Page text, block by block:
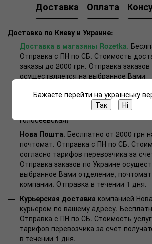
Доставка Оплата
Доставка по Киеву и Украине:
Доставка в магазины Rozetka.
Отправка с ПН по СБ. Стоимость
заказы до 2000 грн. Отправка
осуществляется на выбранное Вами
Самовывоз. Вы можете забрать ваш
магазине в Киеве, улица
Голосеевская)
Нова Пошта. Беслпатно от 2000 грн
почтомат. Отправка с ПН по СБ.
согласно тарифов перевозчика за
Отправка заказов по Украине
выбранное Вами отделение,
компании. Отправка в течении 1 дня.
Курьерская доставка компанией
курьером по вашему адресу.
Отправка с ПН по СБ. Стоимость
тарифов перевозчика за счет
в течении 1 дня.
Бажаєте перейти на українську
Так
Ні